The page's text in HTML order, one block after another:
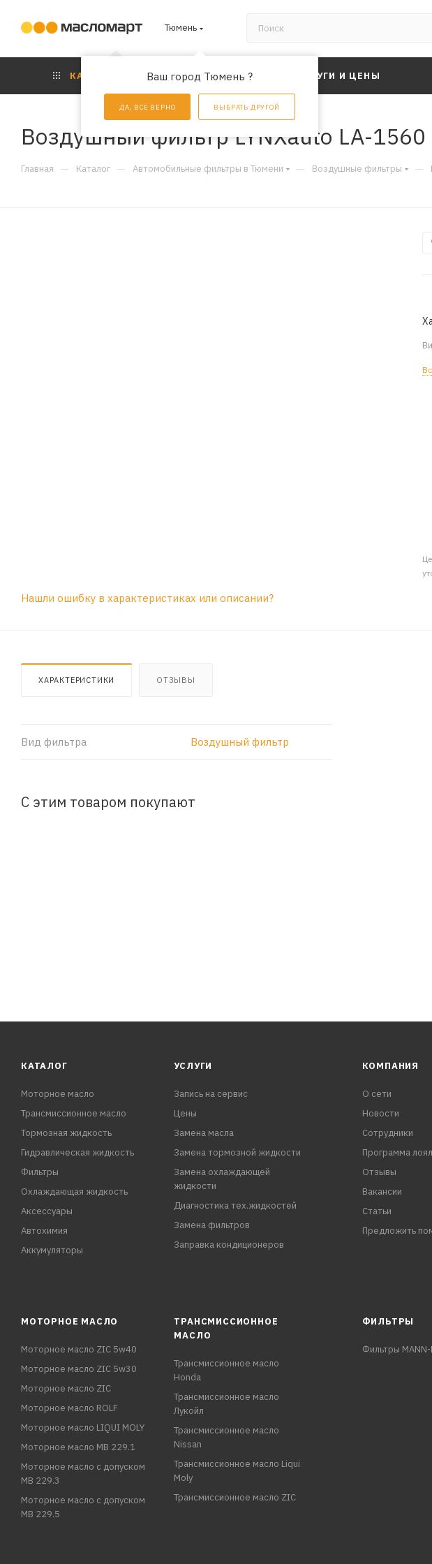
Тюмень
Ваш город Тюмень ?
ДА, ВСЕ ВЕРНО ВЫБРАТЬ ДРУГОЙ
КАТАЛОГ АКЦИИ УСЛУГИ И ЦЕНЫ
Воздушный фильтр LYNXauto LA-1560
Главная — Каталог — Автомобильные фильтры в Тюмени — Воздушные фильтры —
Нашли ошибку в характеристиках или описании?
ХАРАКТЕРИСТИКИ ОТЗЫВЫ
Вид фильтра Воздушный фильтр
С этим товаром покупают
КАТАЛОГ
Моторное масло
Трансмиссионное масло
Тормозная жидкость
Гидравлическая жидкость
Фильтры
Охлаждающая жидкость
Аксессуары
Автохимия
Аккумуляторы
УСЛУГИ
Запись на сервис
Цены
Замена масла
Замена тормозной жидкости
Замена охлаждающей
жидкости
Диагностика тех.жидкостей
Замена фильтров
Заправка кондиционеров
КОМПАНИЯ
О сети
Новости
Сотрудники
Программа
Отзывы
Вакансии
Статьи
Предложить
МОТОРНОЕ МАСЛО
Моторное масло ZIC 5w40
Моторное масло ZIC 5w30
Моторное масло ZIC
Моторное масло ROLF
Моторное масло LIQUI MOLY
Моторное масло MB 229.1
Моторное масло с допуском
MB 229.3
Моторное масло с допуском
MB 229.5
ТРАНСМИССИОННОЕ
МАСЛО
Трансмиссионное масло
Honda
Трансмиссионное масло
Лукойл
Трансмиссионное масло
Nissan
Трансмиссионное масло Liqui
Moly
Трансмиссионное масло ZIC
ФИЛЬТРЫ
Фильтры MANN-